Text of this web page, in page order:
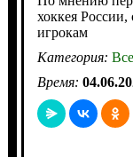
хоккея России,
игрокам
Категория: Все
Время: